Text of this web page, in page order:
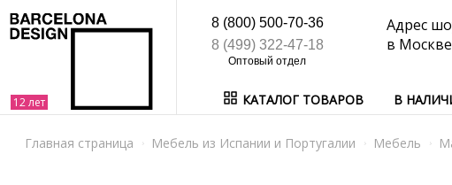
8 (800) 500-70-36
8 (499) 322-47-18
Адрес
в Москве
КАТАЛОГ ТОВАРОВ В
Главная страница Мебель из Испании и Португалии Мебель